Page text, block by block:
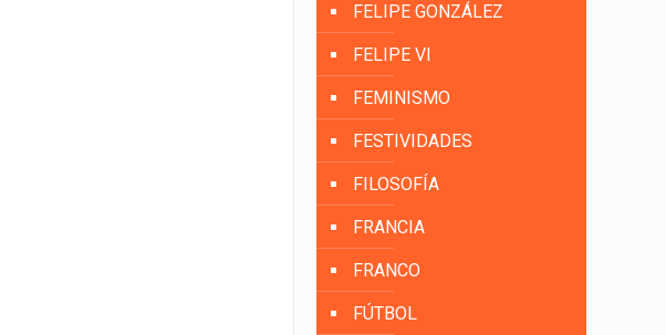
FELIPE GONZÁLEZ
FELIPE VI
FEMINISMO
FESTIVIDADES
FILOSOFÍA
FRANCIA
FRANCO
FÚTBOL